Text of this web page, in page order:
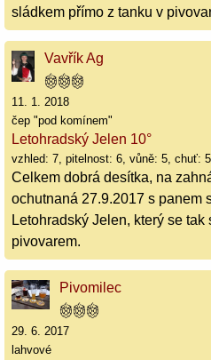
sládkem přímo z tanku v
Vavřík Ag
11. 1. 2018
čep "pod komínem"
Letohradský Jelen 10°
vzhled: 7, pitelnost: 6, vůně: 5, chuť:
Celkem dobrá desítka, na
ochutnaná 27.9.2017 s panem
Letohradský Jelen, který se
pivovarem.
Pivomilec
29. 6. 2017
lahvové